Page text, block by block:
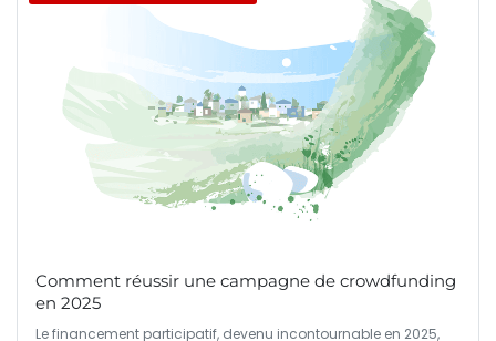
Comment réussir une campagne de crowdfunding
en 2025
Le financement participatif, devenu incontournable en 2025,